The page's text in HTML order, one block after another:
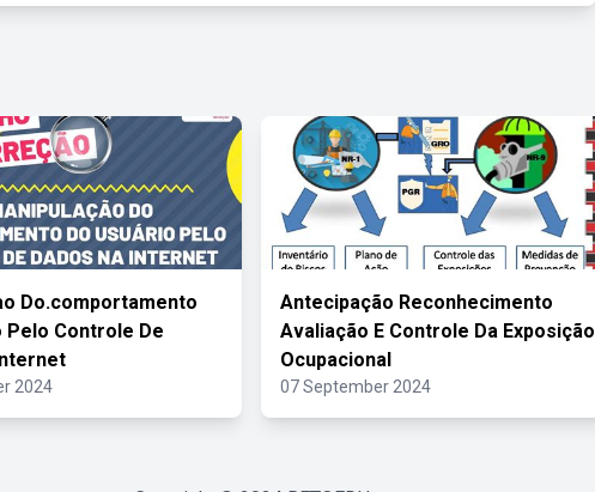
Do.comportamento
Pelo Controle De
2024
Antecipação Reconhecimento
Avaliação E Controle Da Exposição
Ocupacional
07 September 2024